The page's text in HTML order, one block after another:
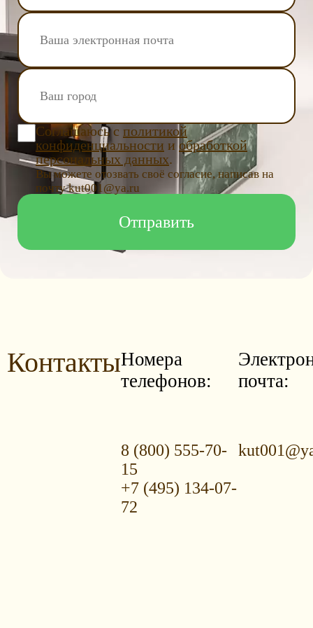
Соглашаюсь с политикой
конфиденциальности и обработкой
персональных данных.
Вы можете отозвать своё согласие, написав на
почту kut001@ya.ru
КонтактыНомера
телефонов:
8 (800) 555-70-
15
+7 (495) 134-07-
72
почта: